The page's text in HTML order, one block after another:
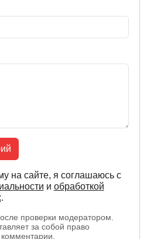
на сайте, я соглашаюсь с
и обработкой
.
проверки модератором.
за собой право
комментарии.